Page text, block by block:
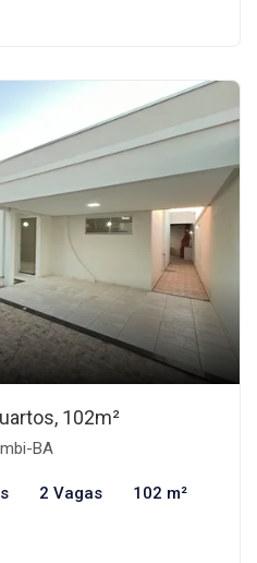
102m²
BA
2 Vagas 102 m²